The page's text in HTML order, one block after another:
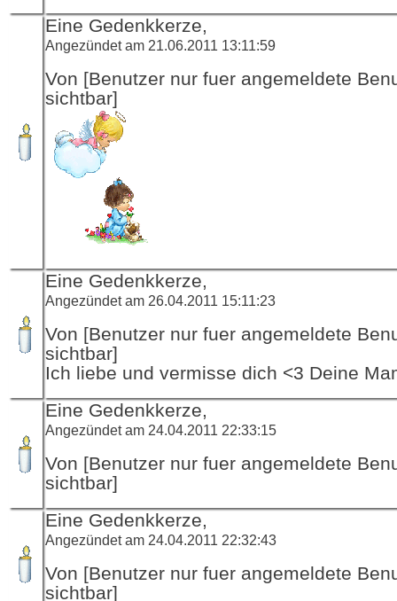
Eine Gedenkkerze,
Angezündet am 21.06.2011 13:11:59
Von [Benutzer nur fuer angemeldete
sichtbar]
Eine Gedenkkerze,
Angezündet am 26.04.2011 15:11:23
Von [Benutzer nur fuer angemeldete
sichtbar]
Ich liebe und vermisse dich <3 Deine
Eine Gedenkkerze,
Angezündet am 24.04.2011 22:33:15
Von [Benutzer nur fuer angemeldete
sichtbar]
Eine Gedenkkerze,
Angezündet am 24.04.2011 22:32:43
Von [Benutzer nur fuer angemeldete
sichtbar]